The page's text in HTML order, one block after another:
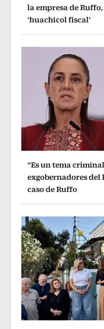
la empresa de
‘huachicol fiscal’
“Es un tema
exgobernadores del
caso de Ruffo